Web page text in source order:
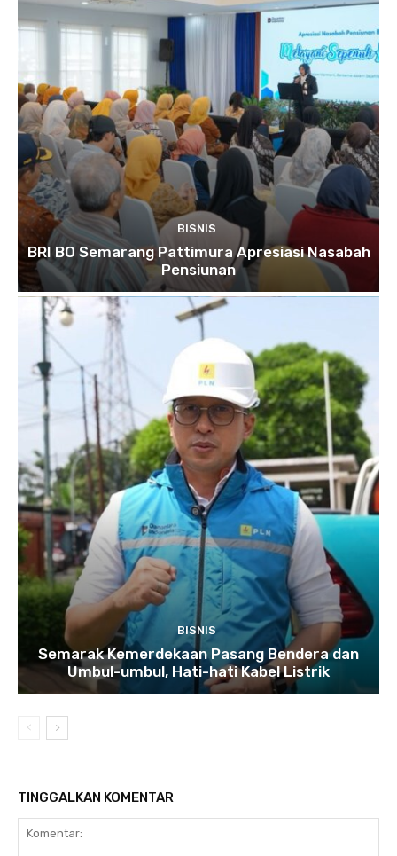
BISNIS
BRI BO Semarang Pattimura Apresiasi Nasabah
Pensiunan
BISNIS
Semarak Kemerdekaan Pasang Bendera dan
Umbul-umbul, Hati-hati Kabel Listrik
TINGGALKAN KOMENTAR